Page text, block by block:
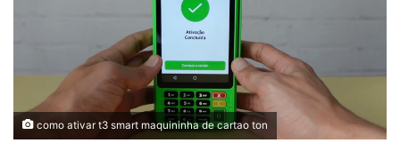
como ativar t3 smart maquininha de cartao ton